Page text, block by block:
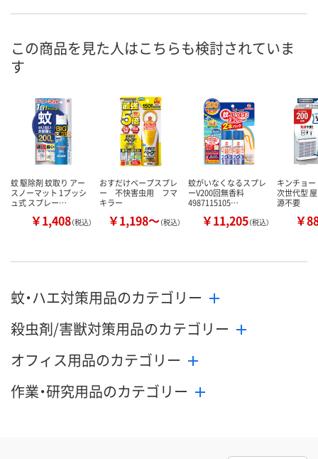
お申込番
在庫 1点 3点 あり
数量
カゴへ カゴへ カ
この商品を見た人はこちらも検討されていま
す
蚊 駆除剤 蚊取り アー
スノーマット 1プッシ
ュ式 スプレー…
￥1,408（税込）
おすだけベープスプレ
ー 不快害虫用 フマ
キラー
￥1,198～（税込）
蚊がいなくなるスプレ
ーV200回無香料
4987115105…
￥11,205（税込）
キンチョ
次世代型
源不要
￥
蚊・ハエ対策用品のカテゴリー
殺虫剤/害獣対策用品のカテゴリー
オフィス用品のカテゴリー
作業・研究用品のカテゴリー